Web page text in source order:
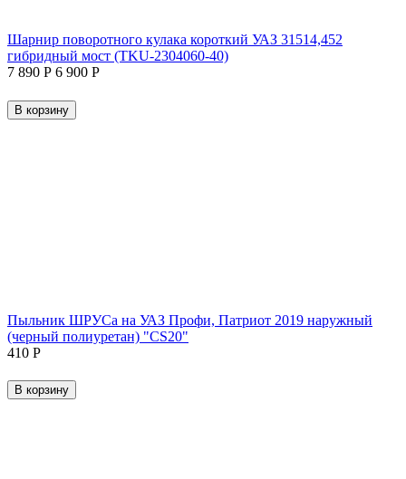
Шарнир поворотного кулака короткий УАЗ 31514,452
гибридный мост (TKU-2304060-40)
7 890 Р 6 900 Р
В корзину
Пыльник ШРУСа на УАЗ Профи, Патриот 2019 наружный
(черный полиуретан) "CS20"
‍410‍ Р
В корзину